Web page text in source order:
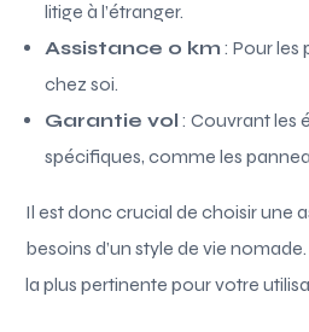
litige à l’étranger.
Assistance 0 km : Pour les
chez soi.
Garantie vol : Couvrant les
spécifiques, comme les
Il est donc crucial de choisir une
besoins d’un style de vie
la plus pertinente pour votre